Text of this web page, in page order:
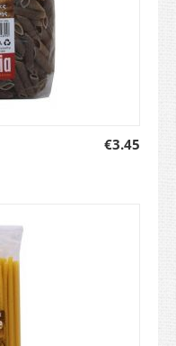
€3.45